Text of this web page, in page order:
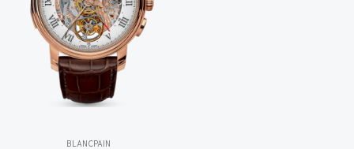
BLANCPAIN